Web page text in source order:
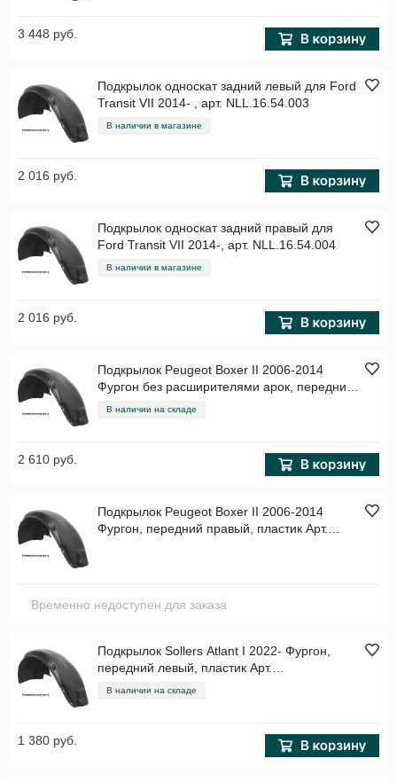
3 448 руб.
Подкрылок односкат задний левый для Ford
Transit VII 2014- , арт. NLL.16.54.003
В наличии в магазине
2 016 руб.
Подкрылок односкат задний правый для
Ford Transit VII 2014-, арт. NLL.16.54.004
В наличии в магазине
2 016 руб.
Подкрылок Peugeot Boxer II 2006-2014
Фургон без расширителями арок, передний
левый, пластик Арт. NLL.38.18.001
В наличии на складе
2 610 руб.
Подкрылок Peugeot Boxer II 2006-2014
Фургон, передний правый, пластик Арт.
Временно недоступен для заказа
Подкрылок Sollers Atlant I 2022- Фургон,
передний левый, пластик Арт.
TOTEMAN045411
В наличии на складе
1 380 руб.